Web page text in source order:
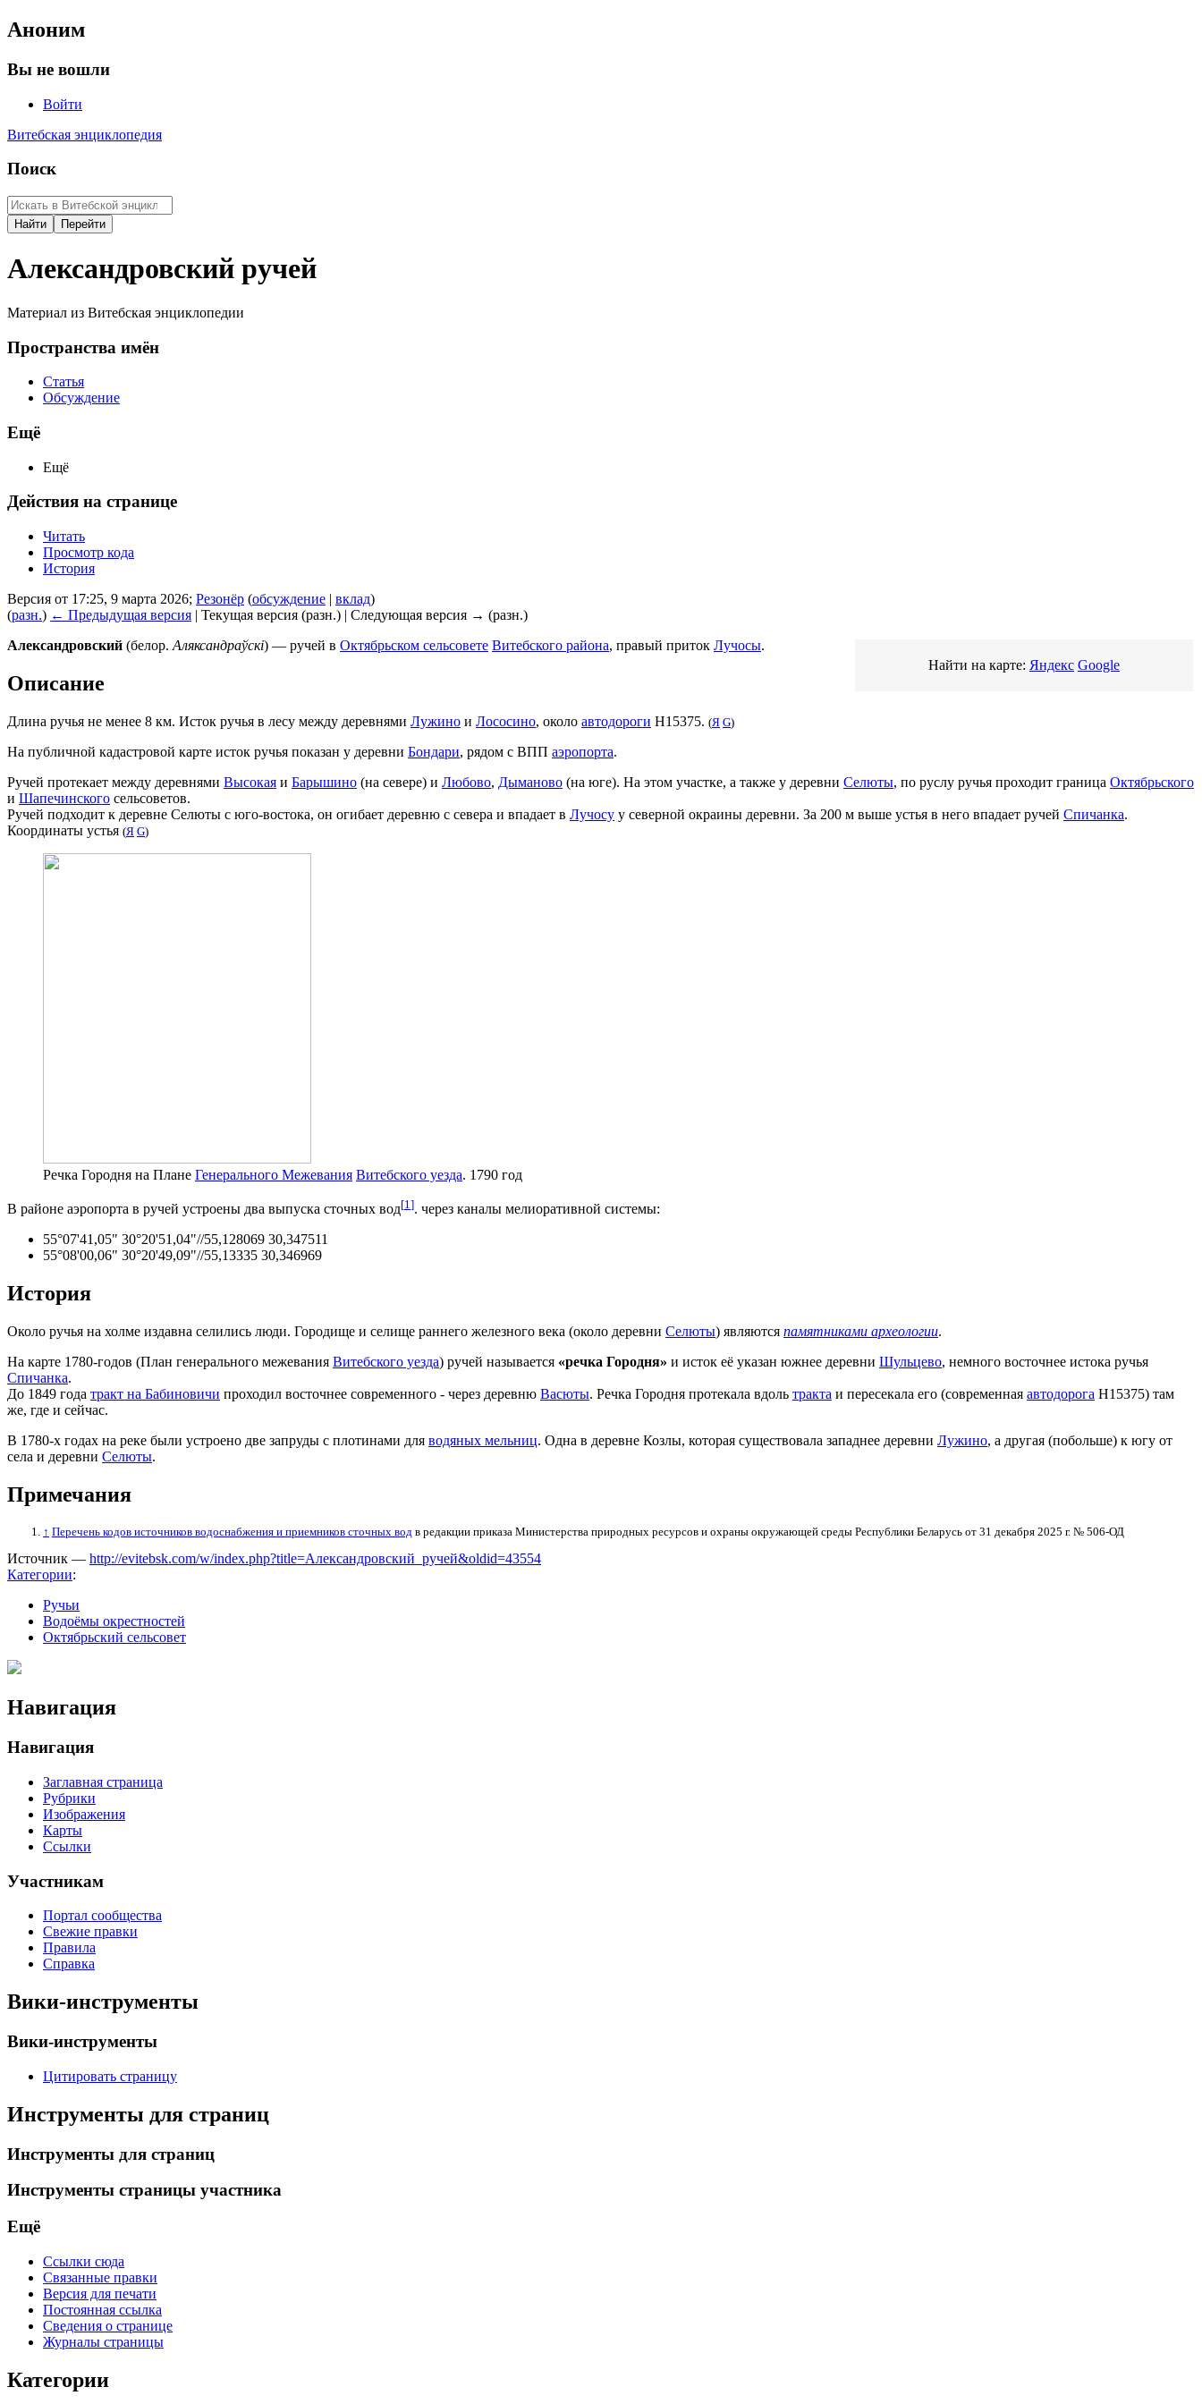
Аноним
Вы не вошли
Войти
Витебская энциклопедия
Поиск
Александровский ручей
Материал из Витебская энциклопедии
Пространства имён
Статья
Обсуждение
Ещё
Ещё
Действия на странице
Читать
Просмотр кода
История
Версия от 17:25, 9 марта 2026; Резонёр (обсуждение | вклад)
(разн.) ← Предыдущая версия | Текущая версия (разн.) | Следующая версия → (разн.)
Найти на карте: Яндекс Google
Александровский (белор. Аляксандраўскі) — ручей в Октябрьском сельсовете Витебского района, правый приток Лучосы.
Описание
Длина ручья не менее 8 км. Исток ручья в лесу между деревнями Лужино и Лососино, около автодороги Н15375. (Я G)
На публичной кадастровой карте исток ручья показан у деревни Бондари, рядом с ВПП аэропорта.
Ручей протекает между деревнями Высокая и Барышино (на севере) и Любово, Дыманово (на юге). На этом участке, а также у деревни Селюты, по руслу ручья проходит граница Октябрьского
и Шапечинского сельсоветов.
Ручей подходит к деревне Селюты с юго-востока, он огибает деревню с севера и впадает в Лучосу у северной окраины деревни. За 200 м выше устья в него впадает ручей Спичанка.
Координаты устья (Я G)
Речка Городня на Плане Генерального Межевания Витебского уезда. 1790 год
В районе аэропорта в ручей устроены два выпуска сточных вод[1 ]. через каналы мелиоративной системы:
55°07'41,05" 30°20'51,04"//55,128069 30,347511
55°08'00,06" 30°20'49,09"//55,13335 30,346969
История
Около ручья на холме издавна селились люди. Городище и селище раннего железного века (около деревни Селюты) являются памятниками археологии.
На карте 1780-годов (План генерального межевания Витебского уезда) ручей называется «речка Городня» и исток её указан южнее деревни Шульцево, немного восточнее истока ручья
Спичанка.
До 1849 года тракт на Бабиновичи проходил восточнее современного - через деревню Васюты. Речка Городня протекала вдоль тракта и пересекала его (современная автодорога Н15375) там
же, где и сейчас.
В 1780-х годах на реке были устроено две запруды с плотинами для водяных мельниц. Одна в деревне Козлы, которая существовала западнее деревни Лужино, а другая (побольше) к югу от
села и деревни Селюты.
Примечания
↑ Перечень кодов источников водоснабжения и приемников сточных вод в редакции приказа Министерства природных ресурсов и охраны окружающей среды Республики Беларусь от 31 декабря 2025 г. № 506-ОД
Источник — http://evitebsk.com/w/index.php?title=Александровский_ручей&oldid=43554
Категории:
Ручьи
Водоёмы окрестностей
Октябрьский сельсовет
Навигация
Навигация
Заглавная страница
Рубрики
Изображения
Карты
Ссылки
Участникам
Портал сообщества
Свежие правки
Правила
Справка
Вики-инструменты
Вики-инструменты
Цитировать страницу
Инструменты для страниц
Инструменты для страниц
Инструменты страницы участника
Ещё
Ссылки сюда
Связанные правки
Версия для печати
Постоянная ссылка
Сведения о странице
Журналы страницы
Категории